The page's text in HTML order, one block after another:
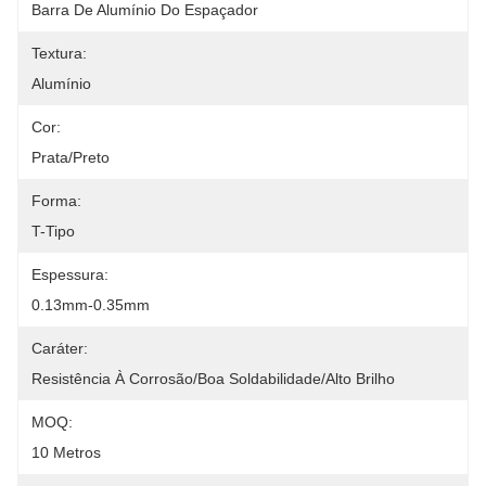
Barra De Alumínio Do Espaçador
Textura:
Alumínio
Cor:
Prata/preto
Forma:
T-Tipo
Espessura:
0.13mm-0.35mm
Caráter:
Resistência À Corrosão/boa Soldabilidade/alto Brilho
MOQ:
10 Metros